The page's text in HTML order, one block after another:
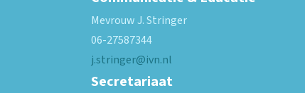
Mevrouw J. Stringer
06-27587344
j.stringer@ivn.nl
Secretariaat